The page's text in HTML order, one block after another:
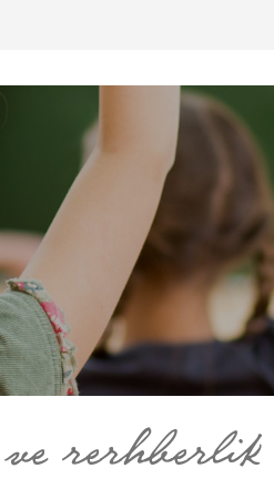
ve rerhberlik